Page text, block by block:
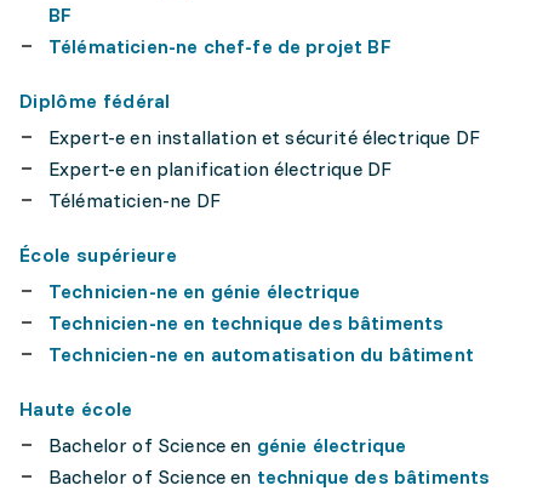
BF
Télématicien-ne chef-fe de projet BF
Diplôme fédéral
Expert-e en installation et sécurité électrique DF
Expert-e en planification électrique DF
Télématicien-ne DF
École supérieure
Technicien-ne en génie électrique
Technicien-ne en technique des bâtiments
Technicien-ne en automatisation du bâtiment
Haute école
Bachelor of Science en génie électrique
Bachelor of Science en technique des bâtiments